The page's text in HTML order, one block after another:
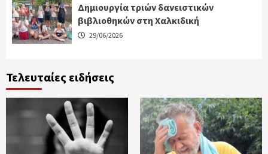
Δημιουργία τριών δανειστικών
βιβλιοθηκών στη Χαλκιδική
29/06/2026
Τελευταίες ειδήσεις